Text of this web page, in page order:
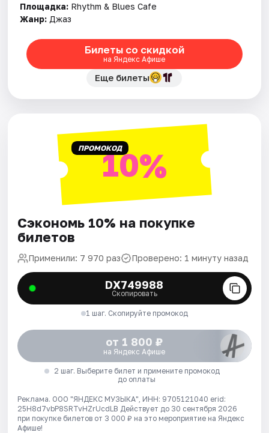
Рейтинги
Площадка: Rhythm & Blues Cafe
Жанр: Джаз
Билеты со скидкой
на Яндекс Афише
Еще билеты
ПРОМОКОД10%
Сэкономь 10% на покупке
билетов
Применили: 7 970 раз Проверено: 1 минуту назад
DX749988
Скопировать
1 шаг. Скопируйте промокод
от 1 800 ₽
на Яндекс Афише
2 шаг. Выберите билет и примените промокод
до оплаты
Реклама. ООО "ЯНДЕКС МУЗЫКА", ИНН: 9705121040 erid:
25H8d7vbP8SRTvHZrUcdLB Действует до 30 сентября 2026
при покупке билетов от 3 000 ₽ на это мероприятие на Яндекс
Афише!